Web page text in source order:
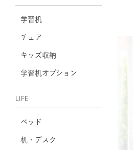
学習机
チェア
キッズ収納
学習机オプション
LIFE
ベッド
机・デスク